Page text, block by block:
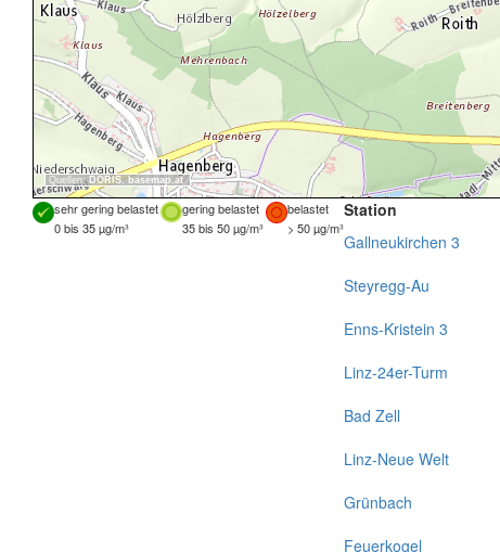
Quellen: DORIS,basemap.at
sehr gering belastet gering belastet
belastet
0 bis 35 µg/m³
35 bis 50 µg/m³ > 50 µg/m³
Station
Gallneukirchen 3
Steyregg-Au
Enns-Kristein 3
Linz-24er-Turm
Bad Zell
Linz-Neue Welt
Grünbach
Feuerkogel